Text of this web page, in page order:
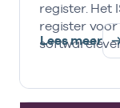
register. Het
register
Lees meer